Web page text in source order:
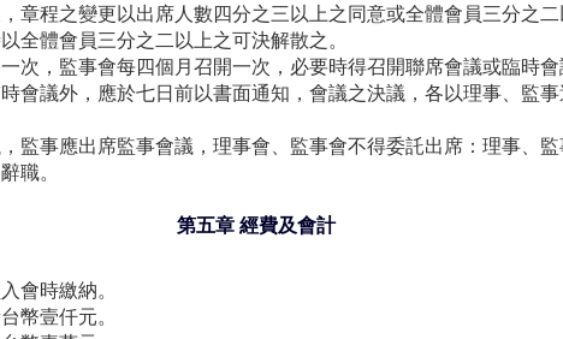
章程之變更以出席人數四分之三以上之同意或全體會員三分之二
全體會員三分之二以上之可決解散之。
次，監事會每四個月召開一次，必要時得召開聯席會議或臨時會
會議外，應於七日前以書面通知，會議之決議，各以理事、監
監事應出席監事會議，理事會、監事會不得委託出席：理事、
職。
第五章 經費及會計
會時繳納。
幣壹仟元。